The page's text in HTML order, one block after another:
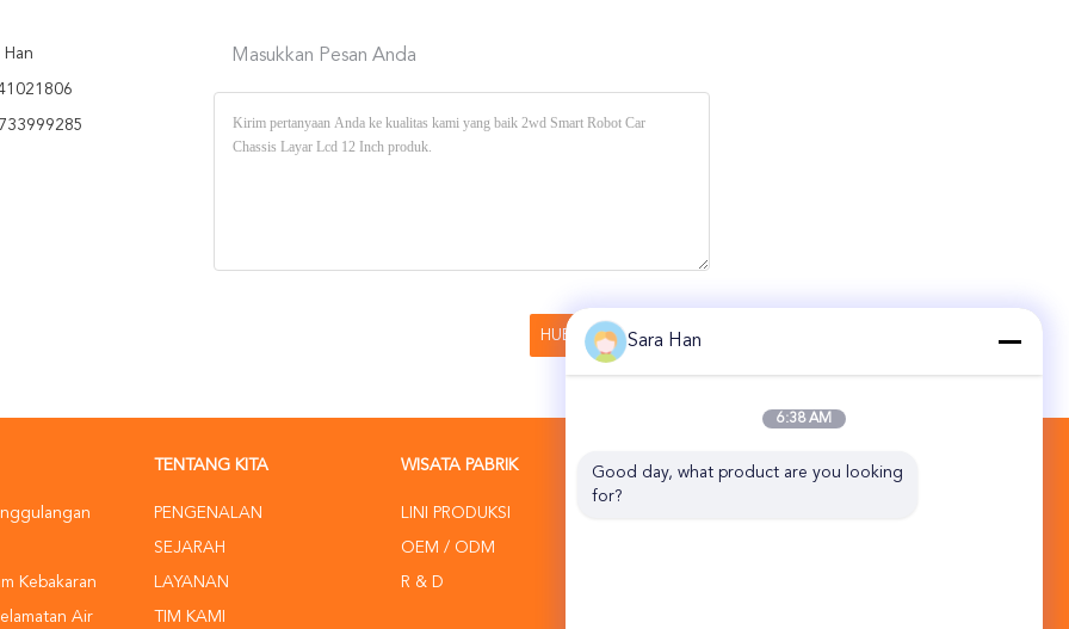
Han Masukkan Pesan Anda
Kebakaran
Air
TENTANG KITA
PENGENALAN
SEJARAH
LAYANAN
TIM KAMI
WISATA PABRIK
LINI PRODUKSI
OEM / ODM
R & D
HUBUNGI KAMI
Sara Han
6:38 AM
Good day, what product are you looking
for?